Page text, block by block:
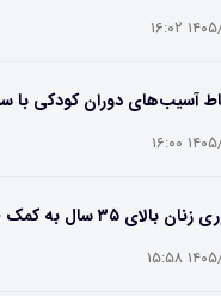
۱۶:۰۲
آسیب‌های دوران کودکی با
۱۶:۰۰
بهبود باروری زنان بالای
۱۵:۵۸